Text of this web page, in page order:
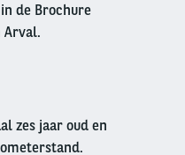
de Brochure
Arval.
zes jaar oud en